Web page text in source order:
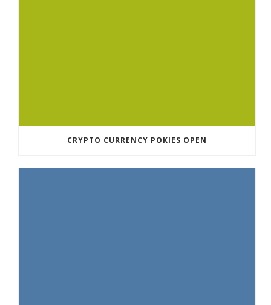
CRYPTO CURRENCY POKIES OPEN